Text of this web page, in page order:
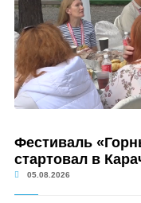
Фестиваль
стартовал в
05.08.2026